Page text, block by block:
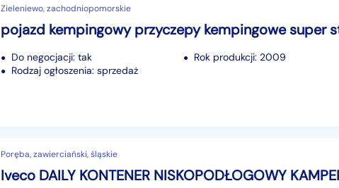
Zieleniewo, zachodniopomorskie
Do negocjacji: tak
Rodzaj ogłoszenia: sprzedaż
Rok produkcji: 2009
Poręba, zawierciański, śląskie